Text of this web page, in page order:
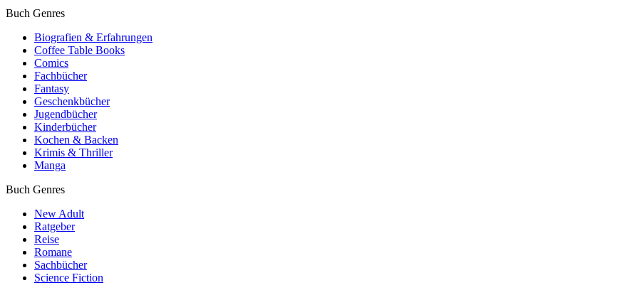
Buch Genres
Biografien & Erfahrungen
Coffee Table Books
Comics
Fachbücher
Fantasy
Geschenkbücher
Jugendbücher
Kinderbücher
Kochen & Backen
Krimis & Thriller
Manga
Buch Genres
New Adult
Ratgeber
Reise
Romane
Sachbücher
Science Fiction